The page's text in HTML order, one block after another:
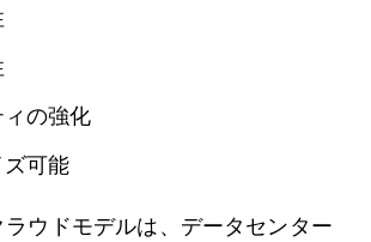
の強化
可能
ウドモデルは、データセンター